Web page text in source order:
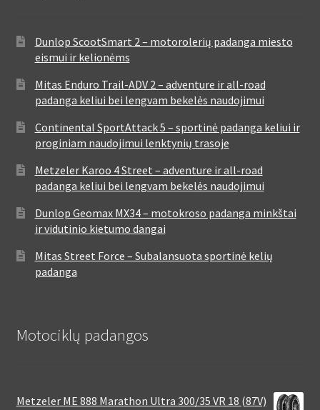
Dunlop ScootSmart 2 – motorolerių padanga miesto
eismui ir kelionėms
Mitas Enduro Trail-ADV 2 – adventure ir all-road
padanga keliui bei lengvam bekelės naudojimui
Continental SportAttack 5 – sportinė padanga keliui ir
proginiam naudojimui lenktynių trasoje
Metzeler Karoo 4 Street – adventure ir all-road
padanga keliui bei lengvam bekelės naudojimui
Dunlop Geomax MX34 – motokroso padanga minkštai
ir vidutinio kietumo dangai
Mitas Street Force – Subalansuota sportinė kelių
padanga
Motociklų padangos
Metzeler ME 888 Marathon Ultra 300/35 VR 18 (87V)